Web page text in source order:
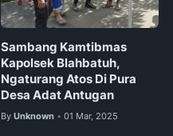
Sambang Kamtibmas
Kapolsek Blahbatuh,
Ngaturang Atos Di Pura
Desa Adat Antugan
By Unknown • 01 Mar, 2025